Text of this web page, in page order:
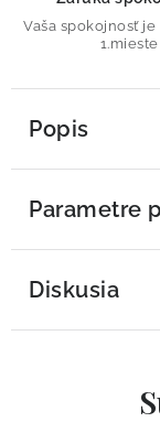
Vaša spokojnosť je
1.mieste
Popis
Parametre
Diskusia